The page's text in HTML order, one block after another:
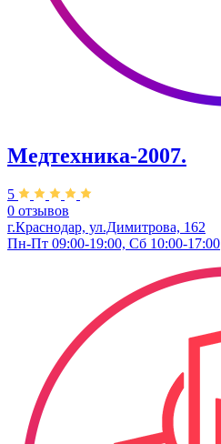
Медтехника-2007.
5
0 отзывов
г.Краснодар, ул.Димитрова, 162
Пн-Пт 09:00-19:00, Сб 10:00-17:00